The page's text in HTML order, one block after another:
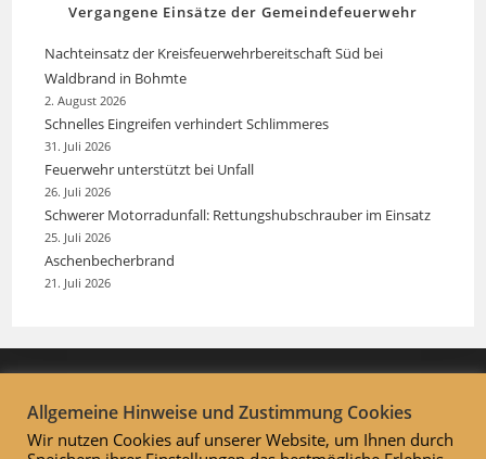
Vergangene Einsätze der Gemeindefeuerwehr
Nachteinsatz der Kreisfeuerwehrbereitschaft Süd bei
Waldbrand in Bohmte
2. August 2026
Schnelles Eingreifen verhindert Schlimmeres
31. Juli 2026
Feuerwehr unterstützt bei Unfall
26. Juli 2026
Schwerer Motorradunfall: Rettungshubschrauber im Einsatz
25. Juli 2026
Aschenbecherbrand
21. Juli 2026
Allgemeine Hinweise und Zustimmung Cookies
Wir nutzen Cookies auf unserer Website, um Ihnen durch